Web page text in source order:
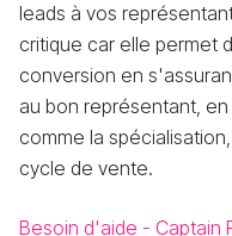
leads à vos
critique car elle permet
conversion en
au bon représentant,
comme la
cycle de vente.
Besoin d'aide - Captain